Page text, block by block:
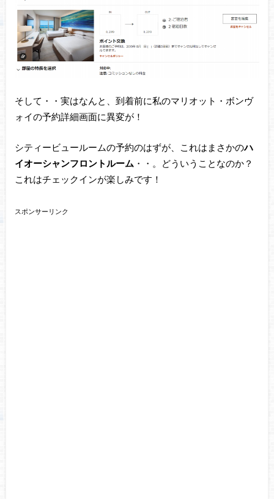
そして・・実はなんと、到着前に私のマリオット・ボンヴ
ォイの予約詳細画面に異変が！
シティービュールームの予約のはずが、これはまさかのハ
イオーシャンフロントルーム ・・。どういうことなのか？
これはチェックインが楽しみです！
スポンサーリンク